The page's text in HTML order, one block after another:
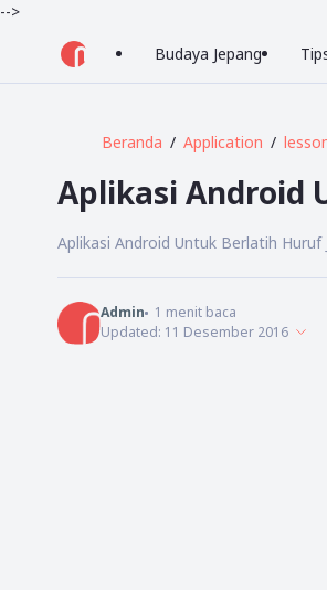
-->
Budaya Jepang
Beranda Application
Aplikasi Android
Aplikasi Android Untuk Berlatih Huruf
Admin 1 menit baca
Updated: 11 Desember 2016